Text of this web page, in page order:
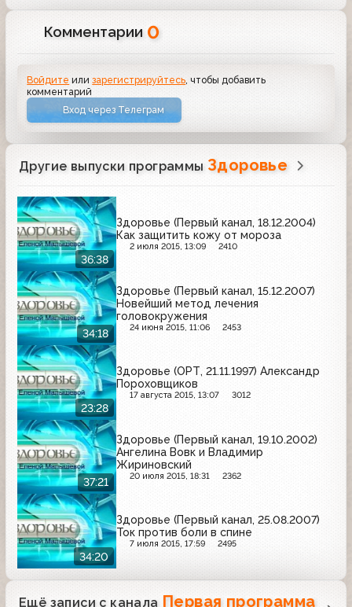
Комментарии 0
Войдите илизарегистрируйтесь , чтобы добавить
комментарий
Вход через Телеграм
Другие выпуски программы Здоровье
36:38
Здоровье (Первый канал, 18.12.2004)
Как защитить кожу от мороза
2 июля 2015, 13:09 2410
34:18
Здоровье (Первый канал, 15.12.2007)
Новейший метод лечения
головокружения
24 июня 2015, 11:06 2453
23:28
Здоровье (ОРТ, 21.11.1997) Александр
Пороховщиков
17 августа 2015, 13:07 3012
37:21
Здоровье (Первый канал, 19.10.2002)
Ангелина Вовк и Владимир
Жириновский
20 июля 2015, 18:31 2362
34:20
Здоровье (Первый канал, 25.08.2007)
Ток против боли в спине
7 июля 2015, 17:59 2495
Ещё записи с канала Первая программа